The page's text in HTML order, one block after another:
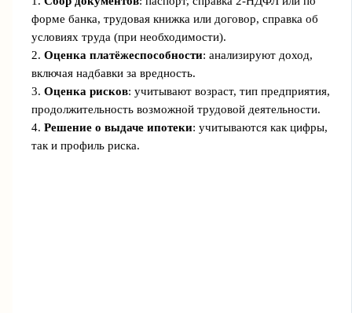
форме банка, трудовая книжка или договор, справка об
условиях труда (при необходимости).
2. Оценка платёжеспособности: анализируют доход,
включая надбавки за вредность.
3. Оценка рисков: учитывают возраст, тип предприятия,
продолжительность возможной трудовой деятельности.
4. Решение о выдаче ипотеки: учитываются как цифры,
так и профиль риска.